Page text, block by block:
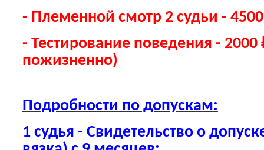
- Племенной смотр 2 судьи -
- Тестирование поведения -
пожизненно)
Подробности по допускам:
1 судья - Свидетельство о